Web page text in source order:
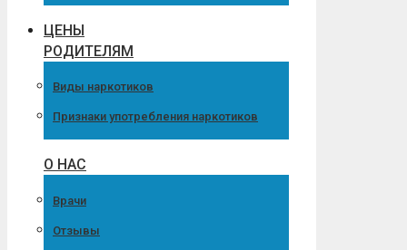
ЦЕНЫ
РОДИТЕЛЯМ
Виды наркотиков
Признаки употребления наркотиков
О НАС
Врачи
Отзывы